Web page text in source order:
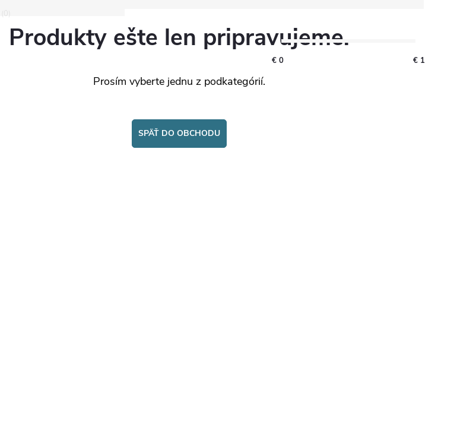
€ 0 € 1
Produkty ešte len pripravujeme.
Prosím vyberte jednu z podkategórií.
SPÄŤ DO OBCHODU